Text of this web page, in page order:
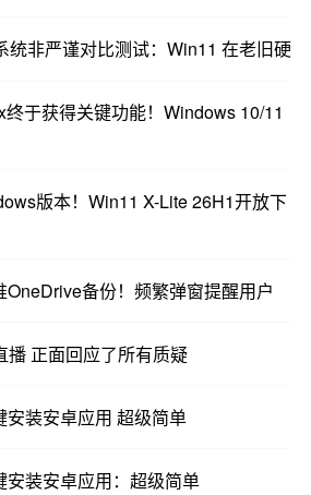
使用量达到5GB之前尽可能多
。由于Firefox和Chrome在老旧
性更强的浏览器Supermium。
下，Windows 8.1竟然能加载
但这并非因为达到了5GB的内
统非严谨对比测试：Win11 在老旧硬
于获得关键功能！Windows 10/11
版本！Win11 X-Lite 26H1开放下
备份！频繁弹窗提醒用户
播 正面回应了所有质疑
装安卓应用 超级简单
装安卓应用：超级简单